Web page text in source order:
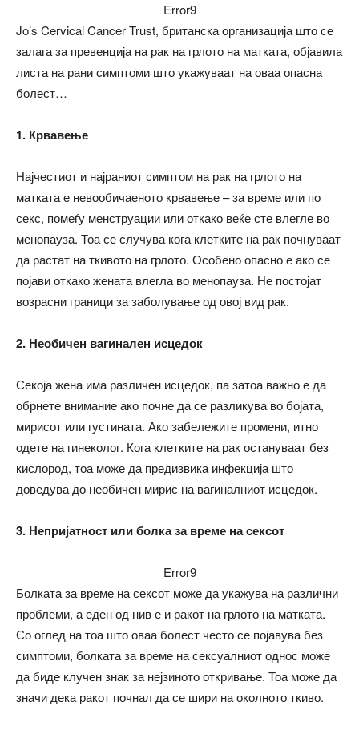
Error9
Jo’s Cervical Cancer Trust, британска организација што се
залага за превенција на рак на грлото на матката, објавила
листа на рани симптоми што укажуваат на оваа опасна
болест…
1. Крвавење
Најчестиот и најраниот симптом на рак на грлото на
матката е невообичаеното крвавење – за време или по
секс, помеѓу менструации или откако веќе сте влегле во
менопауза. Тоа се случува кога клетките на рак почнуваат
да растат на ткивото на грлото. Особено опасно е ако се
појави откако жената влегла во менопауза. Не постојат
возрасни граници за заболување од овој вид рак.
2. Необичен вагинален исцедок
Секоја жена има различен исцедок, па затоа важно е да
обрнете внимание ако почне да се разликува во бојата,
мирисот или густината. Ако забележите промени, итно
одете на гинеколог. Кога клетките на рак остануваат без
кислород, тоа може да предизвика инфекција што
доведува до необичен мирис на вагиналниот исцедок.
3. Непријатност или болка за време на сексот
Error9
Болката за време на сексот може да укажува на различни
проблеми, а еден од нив е и ракот на грлото на матката.
Со оглед на тоа што оваа болест често се појавува без
симптоми, болката за време на сексуалниот однос може
да биде клучен знак за нејзиното откривање. Тоа може да
значи дека ракот почнал да се шири на околното ткиво.